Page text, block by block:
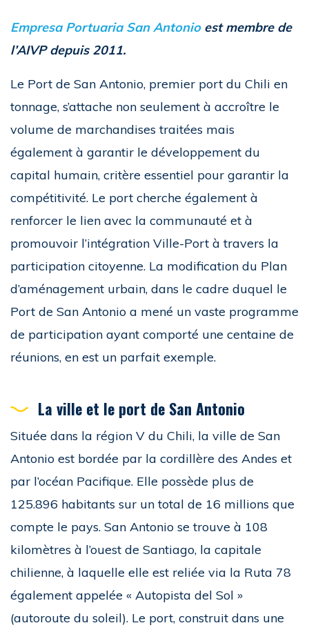
Empresa Portuaria San Antonioest membre de
l’AIVP depuis 2011.
Le Port de San Antonio, premier port du Chili en
tonnage, s’attache non seulement à accroître le
volume de marchandises traitées mais
également à garantir le développement du
capital humain, critère essentiel pour garantir la
compétitivité. Le port cherche également à
renforcer le lien avec la communauté et à
promouvoir l’intégration Ville-Port à travers la
participation citoyenne. La modification du Plan
d’aménagement urbain, dans le cadre duquel le
Port de San Antonio a mené un vaste programme
de participation ayant comporté une centaine de
réunions, en est un parfait exemple.
La ville et le port de San Antonio
Située dans la région V du Chili, la ville de San
Antonio est bordée par la cordillère des Andes et
par l’océan Pacifique. Elle possède plus de
125.896 habitants sur un total de 16 millions que
compte le pays. San Antonio se trouve à 108
kilomètres à l’ouest de Santiago, la capitale
chilienne, à laquelle elle est reliée via la Ruta 78
également appelée « Autopista del Sol »
(autoroute du soleil). Le port, construit dans une